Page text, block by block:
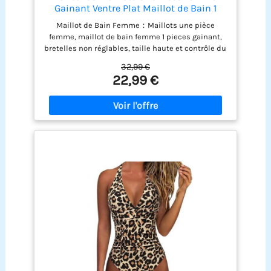
Gainant Ventre Plat Maillot de Bain 1
Pieces à Manches Volantée Col en V
Swimsuit Push Up Swimwear Été,Noir,L
Maillot de Bain Femme：Maillots une pièce
femme, maillot de bain femme 1 pieces gainant,
bretelles non réglables, taille haute et contrôle du
vous donne une silhouette plus fine, des jambes
plus longues et une apparence plus attrayante.
Maillots Une Pièce Femme：Maillot de bain
gainant ventre plat, plis abdominaux pour
contrôler le bas du corps, affiner la silhouette.
Coussins de poitrine amovibles pour un soutien
équilibre parfait entre élégance et sensualité.
Maillot de Bain Femme 1 Pieces：Notre maillot de
bain est unique en son genre avec un décolleté en
V dos-nu et des bretelles élastiques. Le maillot de
bain est doté de manches à volants ludiques qui
couvrent parfaitement la zone problématique tout
en soulignant la finesse des bras. Ajoutez de
l'élégance féminine à votre collection de maillots
de bain. Matériau：82% nylon, 18% élasthanne. Le
tissu est doux, confortable, sèche rapidement et
32,99 €
22,99 €